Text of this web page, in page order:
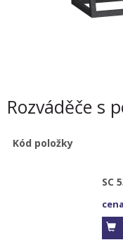
Rozváděče s
Kód položky
SC